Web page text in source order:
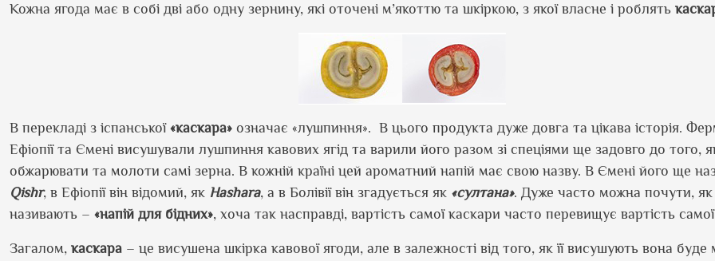
Кожна ягода має в собі дві або одну зернину, які оточені м’якоттю та шкіркою, з якої власне і роблять
В перекладі з іспанської «каскара» означає «лушпиння». В цього продукта дуже довга та цікава історія.
Ефіопії та Ємені висушували лушпиння кавових ягід та варили його разом зі спеціями ще задовго до того,
обжарювати та молоти самі зерна. В кожній країні цей ароматний напій має свою назву. В Ємені його ще
Qishr, в Ефіопії він відомий, як Hashara, а в Болівії він згадується як «султана». Дуже часто можна почути,
називають – «напій для бідних», хоча так насправді, вартість самої каскари часто перевищує вартість
Загалом, каскара – це висушена шкірка кавової ягоди, але в залежності від того, як її висушують вона буде